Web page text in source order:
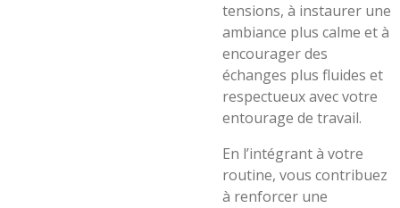
tensions, à instaurer une
ambiance plus calme et à
encourager des
échanges plus fluides et
respectueux avec votre
entourage de travail.
En l’intégrant à votre
routine, vous contribuez
à renforcer une